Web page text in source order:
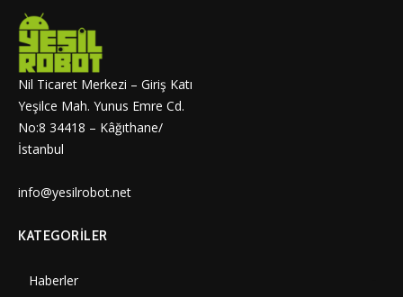
Nil Ticaret Merkezi – Giriş Katı
Yeşilce Mah. Yunus Emre Cd.
No:8 34418 – Kâğıthane/
İstanbul
info@yesilrobot.net
KATEGORILER
Haberler